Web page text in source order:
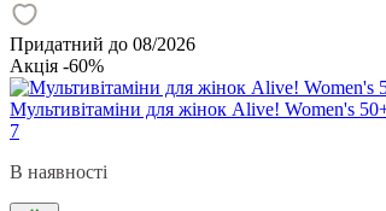
Придатний до 08/2026
Акція -60%
Мультивітаміни для жінок Alive! Women's
7
В наявності